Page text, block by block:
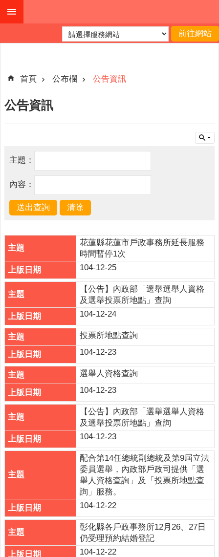
跳到主要內容區塊
階
本
縣
服
園
地
欄
便
民
服
務
統
計
資
訊
法
令
規
章
FAQ
網
站
覽
林
縣
政
首頁 公布欄 公告資訊
公告資訊
主題：
內容：
花蓮縣花蓮市戶政事務所延長服務
時間暫停1次
104-12-25
【公告】內政部「選舉選舉人資格
及選舉投票所地點」查詢
104-12-24
投票所地點查詢
104-12-23
選舉人資格查詢
104-12-23
【公告】內政部「選舉選舉人資格
及選舉投票所地點」查詢
104-12-23
配合第14任總統副總統及第9屆立法
委員選舉，內政部戶政司提供「選
舉人資格查詢」及「投票所地點查
詢」服務。
104-12-22
彰化縣各戶政事務所12月26、27日
仍受理預約結婚登記
104-12-22